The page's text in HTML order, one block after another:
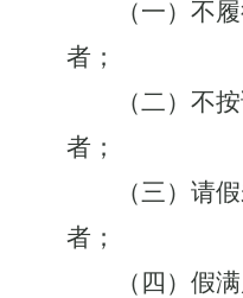
（一）不
者；
（二）不
者；
（三）请
者；
（四）假